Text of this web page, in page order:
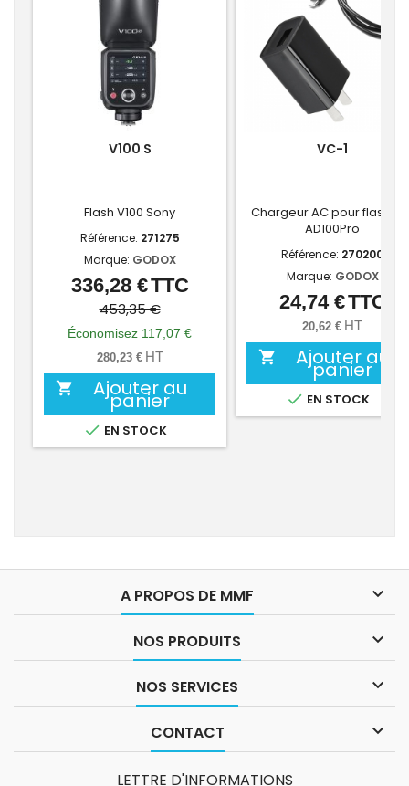
V100 S
Flash V100 Sony
Référence: 271275
Marque: GODOX
Prix
Prix
de
base
336,28 €TTC
453,35 €
Économisez 117,07 €
280,23 € HT
 Ajouter au
panier
 EN STOCK
VC-1
Chargeur AC pour flash
AD100Pro
Référence: 270200
Marque: GODOX
Prix
24,74 €TTC
20,62 € HT
 Ajouter au
panier
 EN STOCK
A PROPOS DE MMF 
NOS PRODUITS 
NOS SERVICES 
CONTACT 
LETTRE D'INFORMATIONS